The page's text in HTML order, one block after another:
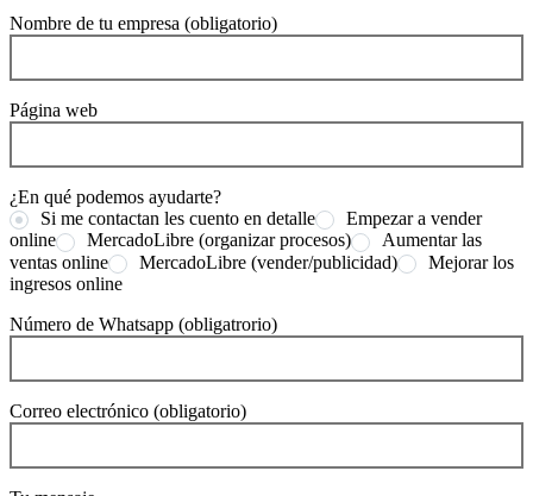
Nombre de tu empresa (obligatorio)
Página web
¿En qué podemos ayudarte?
Si me contactan les cuento en detalle
Empezar a vender
online
MercadoLibre (organizar procesos)
Aumentar las
ventas online
MercadoLibre (vender/publicidad)
Mejorar los
ingresos online
Número de Whatsapp (obligatrorio)
Correo electrónico (obligatorio)